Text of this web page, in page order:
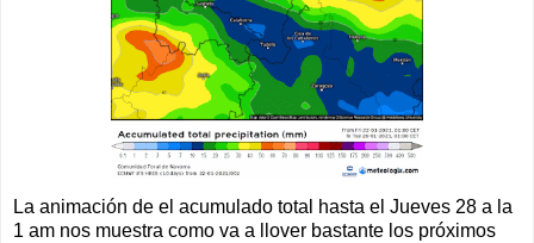
La animación de el acumulado total hasta el Jueves 28 a la
1 am nos muestra como va a llover bastante los próximos